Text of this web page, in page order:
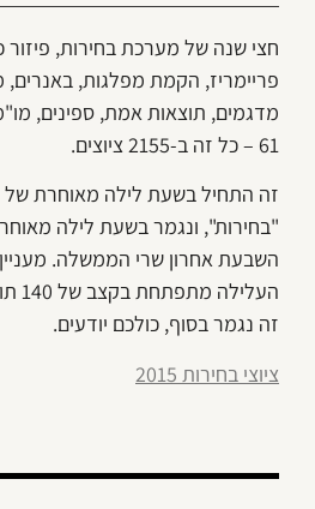
חצי שנה של מערכת בחירות, פיזור
פריימריז, הקמת מפלגות, באנרים,
מדגמים, תוצאות אמת, ספינים,
61 – כל זה ב-2155 ציוצים.
זה התחיל בשעת לילה מאוחרת של
"בחירות", ונגמר בשעת לילה
השבעת אחרון שרי הממשלה.
זה נגמר בסוף, כולכם יודעים.
ציוצי בחירות 2015